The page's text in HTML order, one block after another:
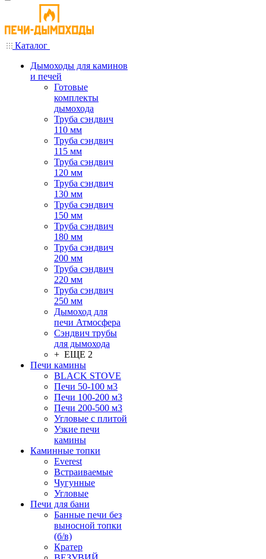
Каталог
Дымоходы для каминов
и печей
Готовые
комплекты
дымохода
Труба сэндвич
110 мм
Труба сэндвич
115 мм
Труба сэндвич
120 мм
Труба сэндвич
130 мм
Труба сэндвич
150 мм
Труба сэндвич
180 мм
Труба сэндвич
200 мм
Труба сэндвич
220 мм
Труба сэндвич
250 мм
Дымоход для
печи Атмосфера
Сэндвич трубы
для дымохода
+ ЕЩЕ 2
Печи камины
BLACK STOVE
Печи 50-100 м3
Печи 100-200 м3
Печи 200-500 м3
Угловые с плитой
Узкие печи
камины
Каминные топки
Everest
Встраиваемые
Чугунные
Угловые
Печи для бани
Банные печи без
выносной топки
(б/в)
Кратер